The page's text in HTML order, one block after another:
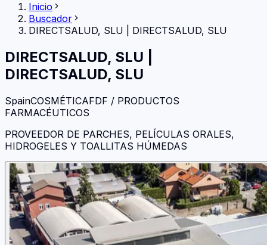
Inicio
Buscador
DIRECTSALUD, SLU
DIRECTSALUD, SLU
DIRECTSALUD, SLU
DIRECTSALUD, SLU
SpainCOSMÉTICAFDF / PRODUCTOS
FARMACÉUTICOS
PROVEEDOR DE PARCHES, PELÍCULAS ORALES,
HIDROGELES Y TOALLITAS HÚMEDAS